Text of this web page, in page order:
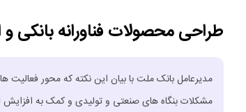
طراحی محصولات فناورانه بانکی
مدیرعامل بانک ملت با بیان این نکته که محور فعالیت
مشکلات بنگاه های صنعتی و تولیدی و کمک به افزایش